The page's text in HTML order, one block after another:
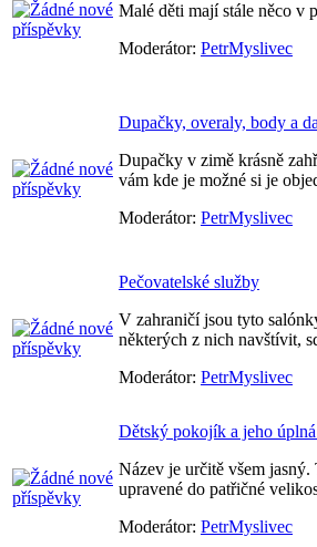
Malé děti mají stále něco v
Moderátor: PetrMyslivec
Dupačky, overaly, body a
Dupačky v zimě krásně
vám kde je možné si je
Moderátor: PetrMyslivec
Pečovatelské služby
V zahraničí jsou tyto
některých z nich navštívit,
Moderátor: PetrMyslivec
Dětský pokojík a jeho
Název je určitě všem jasný.
upravené do patřičné
Moderátor: PetrMyslivec